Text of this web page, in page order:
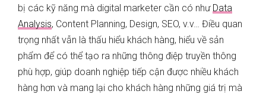
bị các kỹ năng mà digital marketer cần có như Data
Analysis, Content Planning, Design, SEO, v.v… Điều quan
trọng nhất vẫn là thấu hiểu khách hàng, hiểu về sản
phẩm để có thể tạo ra những thông điệp truyền thông
phù hợp, giúp doanh nghiệp tiếp cận được nhiều khách
hàng hơn và mang lại cho khách hàng những giá trị mà